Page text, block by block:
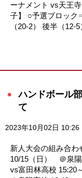
ーナメント vs天王
子】 ○予選ブロッ
（20-2） 後半（
ハンドボール
て
2023年10月02日 10:26
新人大会の組み合わ
10/15（日） ＠泉
vs富田林高校